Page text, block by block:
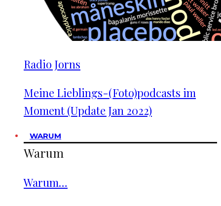
Radio Jorns
Meine Lieblings-(Foto)podcasts im
Moment (Update Jan 2022)
WARUM
Warum
Warum…